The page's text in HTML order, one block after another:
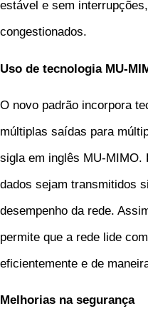
estável e sem
congestionados.
Uso de tecnologia MU-
O novo padrão incorpora
múltiplas saídas para
sigla em inglês MU-MIMO.
dados sejam transmitidos
desempenho da rede.
permite que a rede lide
eficientemente e de
Melhorias na segurança